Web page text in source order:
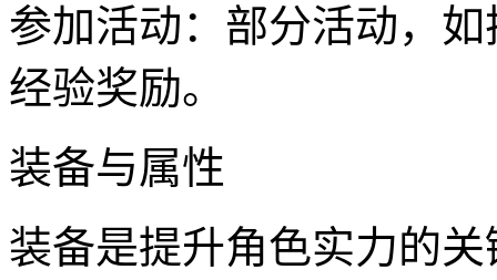
参加活动：部分活动，
经验奖励。
装备与属性
装备是提升角色实力的